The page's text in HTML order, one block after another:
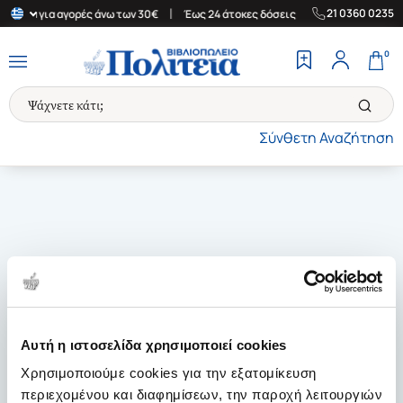
Αυτή η ιστοσελίδα χρησιμοποιεί cookies
Χρησιμοποιούμε cookies για την εξατομίκευση
περιεχομένου και διαφημίσεων, την παροχή λειτουργιών
για αγορές άνω των 30€ Έως 24 άτοκες δόσεις | Δωρεάν
21 0360 0235
Σύνθετη Αναζήτηση
0